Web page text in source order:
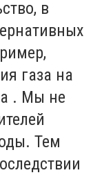
в
газа на
. Мы не
Тем